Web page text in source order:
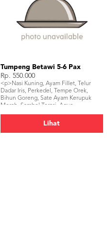
Tumpeng Betawi 5-6 Pax
Rp. 550.000
<p>Nasi Kuning, Ayam Fillet, Telur
Dadar Iris, Perkedel, Tempe Orek,
Bihun Goreng, Sate Ayam Kerupuk
Merah, Sambel Terasi, Aqua
Lihat